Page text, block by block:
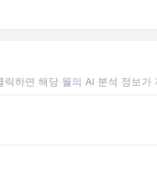
하면 해당 월의 AI 분석 정보가